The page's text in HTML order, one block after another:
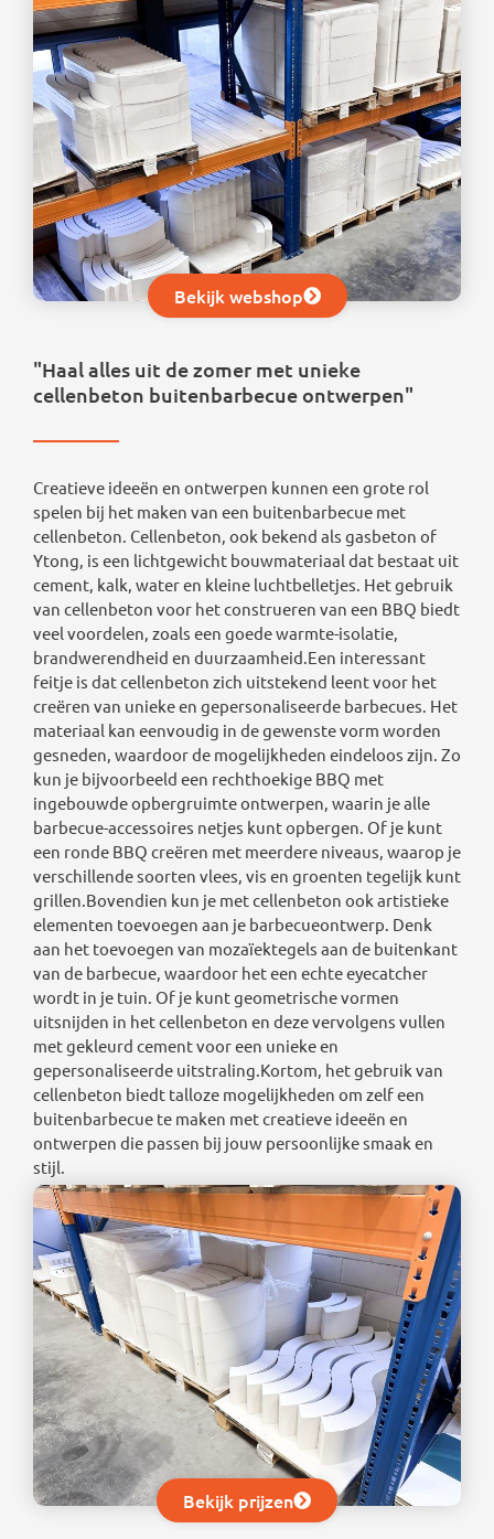
Bekijk webshop
Bekijk prijzen
"Haal alles uit de zomer met unieke
cellenbeton buitenbarbecue ontwerpen"
Creatieve ideeën en ontwerpen kunnen een grote rol
spelen bij het maken van een buitenbarbecue met
cellenbeton. Cellenbeton, ook bekend als gasbeton of
Ytong, is een lichtgewicht bouwmateriaal dat bestaat uit
cement, kalk, water en kleine luchtbelletjes. Het gebruik
van cellenbeton voor het construeren van een BBQ biedt
veel voordelen, zoals een goede warmte-isolatie,
brandwerendheid en duurzaamheid.Een interessant
feitje is dat cellenbeton zich uitstekend leent voor het
creëren van unieke en gepersonaliseerde barbecues. Het
materiaal kan eenvoudig in de gewenste vorm worden
gesneden, waardoor de mogelijkheden eindeloos zijn. Zo
kun je bijvoorbeeld een rechthoekige BBQ met
ingebouwde opbergruimte ontwerpen, waarin je alle
barbecue-accessoires netjes kunt opbergen. Of je kunt
een ronde BBQ creëren met meerdere niveaus, waarop je
verschillende soorten vlees, vis en groenten tegelijk kunt
grillen.Bovendien kun je met cellenbeton ook artistieke
elementen toevoegen aan je barbecueontwerp. Denk
aan het toevoegen van mozaïektegels aan de buitenkant
van de barbecue, waardoor het een echte eyecatcher
wordt in je tuin. Of je kunt geometrische vormen
uitsnijden in het cellenbeton en deze vervolgens vullen
met gekleurd cement voor een unieke en
gepersonaliseerde uitstraling.Kortom, het gebruik van
cellenbeton biedt talloze mogelijkheden om zelf een
buitenbarbecue te maken met creatieve ideeën en
ontwerpen die passen bij jouw persoonlijke smaak en
stijl.